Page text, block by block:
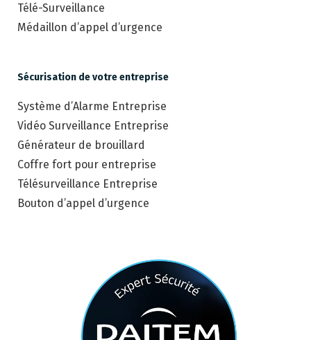
Télé-Surveillance
Médaillon d’appel d’urgence
Sécurisation de votre entreprise
Système d’Alarme Entreprise
Vidéo Surveillance Entreprise
Générateur de brouillard
Coffre fort pour entreprise
Télésurveillance Entreprise
Bouton d’appel d’urgence